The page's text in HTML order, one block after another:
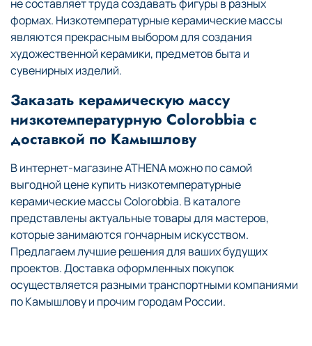
не составляет труда создавать фигуры в разных
формах. Низкотемпературные керамические массы
являются прекрасным выбором для создания
художественной керамики, предметов быта и
сувенирных изделий.
Заказать керамическую массу
низкотемпературную Colorobbia с
доставкой по Камышлову
В интернет-магазине ATHENA можно по самой
выгодной цене купить низкотемпературные
керамические массы Colorobbia. В каталоге
представлены актуальные товары для мастеров,
которые занимаются гончарным искусством.
Предлагаем лучшие решения для ваших будущих
проектов. Доставка оформленных покупок
осуществляется разными транспортными компаниями
по Камышлову и прочим городам России.